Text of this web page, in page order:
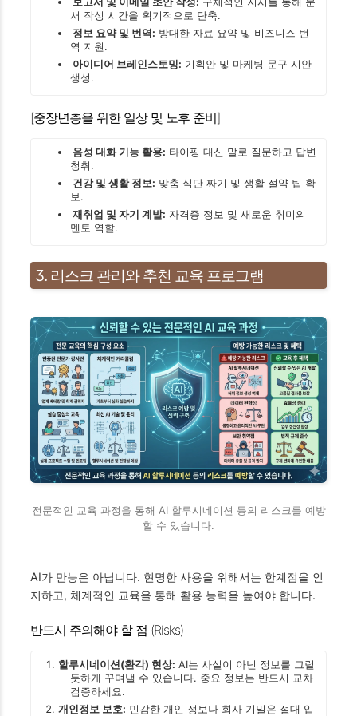
서 작성 시간을 획기적으로 단축.
정보 요약 및 번역: 방대한 자료 요약 및 비즈니스 번
역 지원.
아이디어 브레인스토밍: 기획안 및 마케팅 문구 시안
생성.
[중장년층을 위한 일상 및 노후 준비]
음성 대화 기능 활용: 타이핑 대신 말로 질문하고 답변
청취.
건강 및 생활 정보: 맞춤 식단 짜기 및 생활 절약 팁 확
보.
재취업 및 자기 계발: 자격증 정보 및 새로운 취미의
멘토 역할.
3. 리스크 관리와 추천 교육 프로그램
전문적인 교육 과정을 통해 AI 할루시네이션 등의 리스크를 예방
할 수 있습니다.
AI가 만능은 아닙니다. 현명한 사용을 위해서는 한계점을 인
지하고, 체계적인 교육을 통해 활용 능력을 높여야 합니다.
반드시 주의해야 할 점 (Risks)
할루시네이션(환각) 현상: AI는 사실이 아닌 정보를 그럴
듯하게 꾸며낼 수 있습니다. 중요 정보는 반드시 교차
검증하세요.
개인정보 보호: 민감한 개인 정보나 회사 기밀은 절대 입